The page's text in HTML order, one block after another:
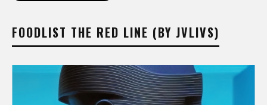
FOODLIST THE RED LINE (BY JVLIVS)